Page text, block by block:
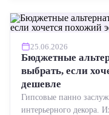
25.06.2026
Бюджетные
выбрать, если
дешевле
Гипсовые панно
интерьерного декора.